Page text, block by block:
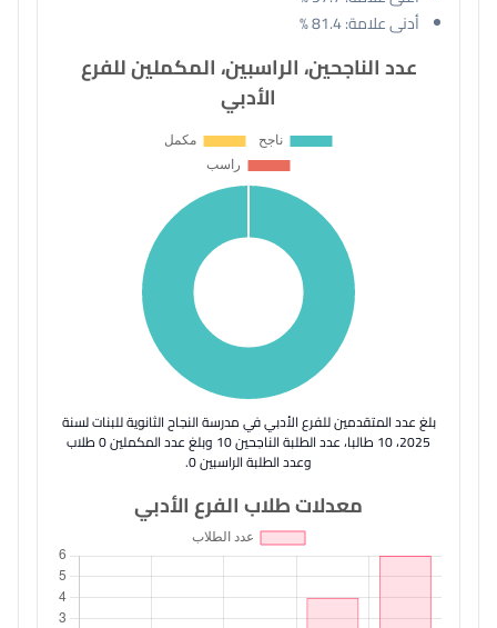
أدنى علامة:81.4 %
عدد الناجحين، الراسبين، المكملين للفرع
الأدبي
بلغ عدد المتقدمين للفرع الأدبي في مدرسة النجاح الثانوية للبنات لسنة
2025، 10 طالبا، عدد الطلبة الناجحين 10 وبلغ عدد المكملين 0 طلاب
وعدد الطلبة الراسبين 0.
معدلات طلاب الفرع الأدبي